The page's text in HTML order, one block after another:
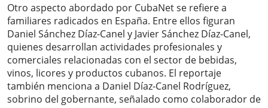
Otro aspecto abordado por CubaNet se refiere a
familiares radicados en España. Entre ellos figuran
Daniel Sánchez Díaz-Canel y Javier Sánchez Díaz-Canel,
quienes desarrollan actividades profesionales y
comerciales relacionadas con el sector de bebidas,
vinos, licores y productos cubanos. El reportaje
también menciona a Daniel Díaz-Canel Rodríguez,
sobrino del gobernante, señalado como colaborador de